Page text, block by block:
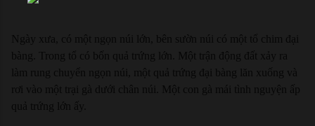
Ngày xưa, có một ngọn núi lớn, bên sườn núi có một tổ chim đại
bàng. Trong tổ có bốn quả trứng lớn. Một trận động đất xảy ra
làm rung chuyển ngọn núi, một quả trứng đại bàng lăn xuống và
rơi vào một trại gà dưới chân núi. Một con gà mái tình nguyện ấp
quả trứng lớn ấy.